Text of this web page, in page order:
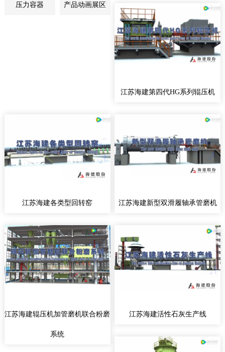
压力容器 产品动画展区
江苏海建第四代HG系列辊压机
江苏海建各类型回转窑 江苏海建新型双滑履轴承管磨机
江苏海建辊压机加管磨机联合粉磨
系统
江苏海建活性石灰生产线